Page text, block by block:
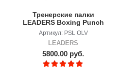
Тренерские палки
LEADERS Boxing Punch
Sticks OLV
Артикул: PSL OLV
LEADERS
5800.00 руб.